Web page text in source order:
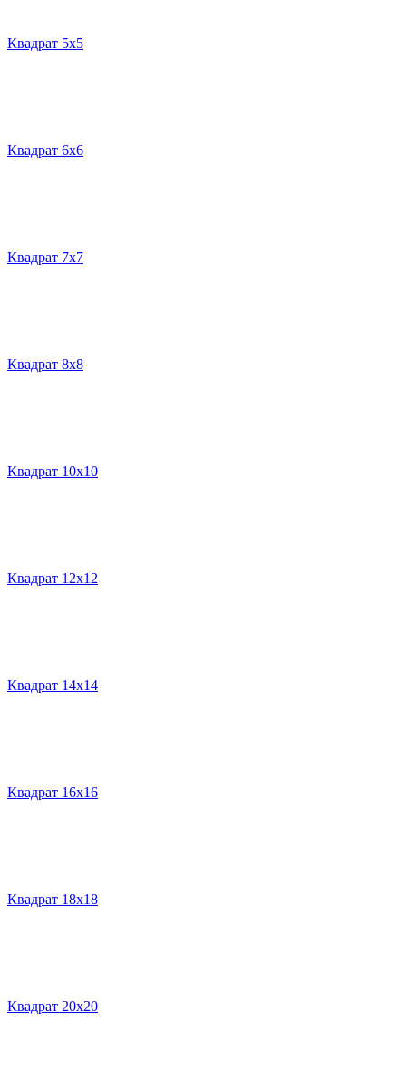
Квадрат 5х5
Квадрат 6х6
Квадрат 7х7
Квадрат 8х8
Квадрат 10х10
Квадрат 12х12
Квадрат 14х14
Квадрат 16х16
Квадрат 18х18
Квадрат 20х20